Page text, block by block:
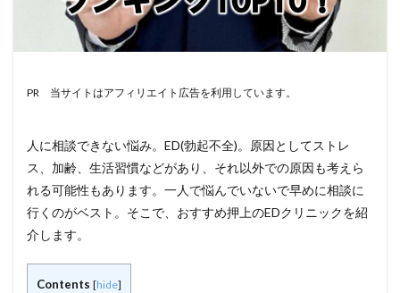
PR 当サイトはアフィリエイト広告を利用しています。
人に相談できない悩み。ED(勃起不全)。原因としてストレ
ス、加齢、生活習慣などがあり、それ以外での原因も考えら
れる可能性もあります。一人で悩んでいないで早めに相談に
行くのがベスト。そこで、おすすめ押上のEDクリニックを紹
介します。
Contents [hide]